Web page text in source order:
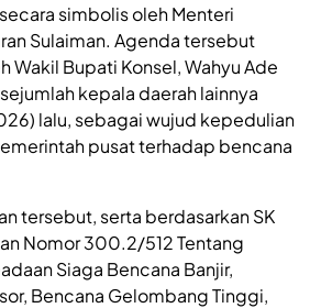
simbolis oleh Menteri
Sulaiman. Agenda tersebut
Wakil Bupati Konsel, Wahyu Ade
kepala daerah lainnya
lalu, sebagai wujud kepedulian
pusat terhadap bencana
tersebut, serta berdasarkan SK
Nomor 300.2/512 Tentang
Siaga Bencana Banjir,
Bencana Gelombang Tinggi,